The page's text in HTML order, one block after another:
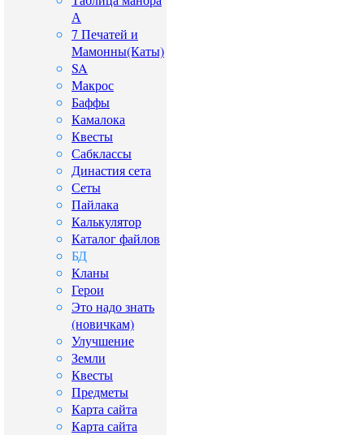
А
7 Печатей и
Мамонны(Каты)
SA
Макрос
Баффы
Камалока
Квесты
Сабклассы
Династия сета
Сеты
Пайлака
Калькулятор
Каталог файлов
БД
Кланы
Герои
Это надо знать
(новичкам)
Улучшение
Земли
Квесты
Предметы
Карта сайта
Карта сайта